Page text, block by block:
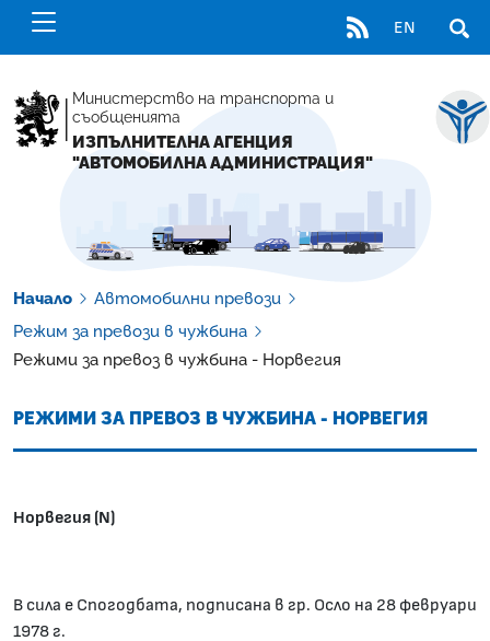
RSS EN
Министерство на транспорта и
съобщенията
ИЗПЪЛНИТЕЛНА АГЕНЦИЯ
"АВТОМОБИЛНА АДМИНИСТРАЦИЯ"
Начало
Автомобилни превози
Режим за превози в чужбина
Режими за превоз в чужбина - Норвегия
РЕЖИМИ ЗА ПРЕВОЗ В ЧУЖБИНА - НОРВЕГИЯ
Норвегия (N)
В сила е Спогодбата, подписана в гр. Осло на 28 февруари
1978 г.